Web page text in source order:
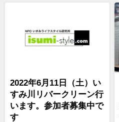
2022年6月11日（土）い
すみ川リバークリーン行
います。参加者募集中で
す